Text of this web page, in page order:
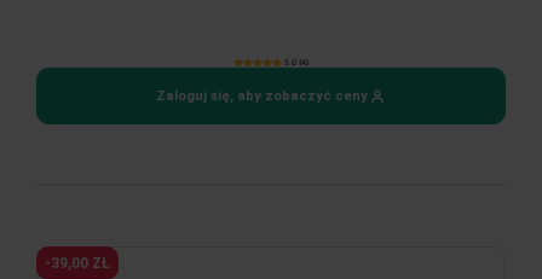
5.0 (4)
Zaloguj się, aby zobaczyć ceny
-39,00 ZŁ